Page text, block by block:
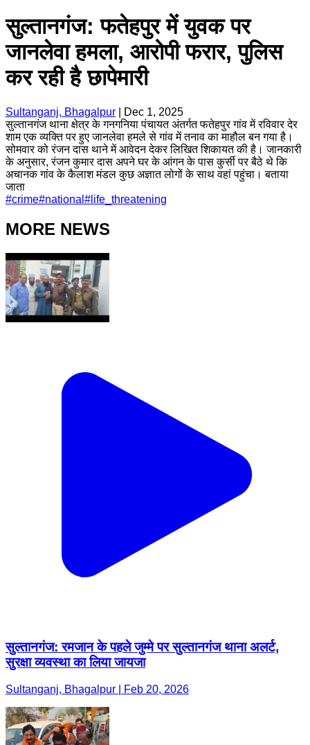
सुल्तानगंज: फतेहपुर में युवक पर
जानलेवा हमला, आरोपी फरार, पुलिस
कर रही है छापेमारी
Sultanganj, Bhagalpur
Dec 1, 2025
सुल्तानगंज थाना क्षेत्र के गनगनिया पंचायत अंतर्गत फतेहपुर गांव में रविवार देर
शाम एक व्यक्ति पर हुए जानलेवा हमले से गांव में तनाव का माहौल बन गया है।
सोमवार को रंजन दास थाने में आवेदन देकर लिखित शिकायत की है। जानकारी
के अनुसार, रंजन कुमार दास अपने घर के आंगन के पास कुर्सी पर बैठे थे कि
अचानक गांव के कैलाश मंडल कुछ अज्ञात लोगों के साथ वहां पहुंचा। बताया
जाता
#crime#national # life_threatening
MORE NEWS
सुल्तानगंज: रमजान के पहले जुम्मे पर सुल्तानगंज थाना अलर्ट,
सुरक्षा व्यवस्था का लिया जायजा
Sultanganj, Bhagalpur | Feb 20, 2026